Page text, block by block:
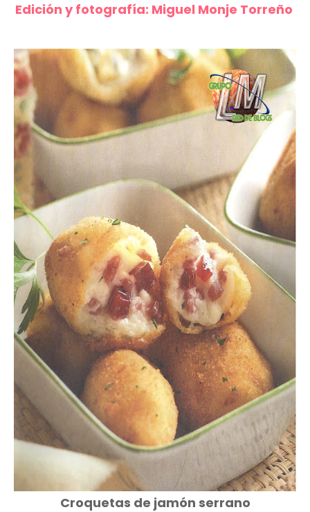
Edición y fotografía: Miguel Monje Torreño
Croquetas de jamón serrano